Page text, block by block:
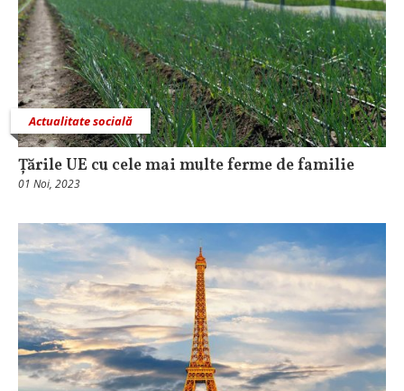
Actualitate socială
Țările UE cu cele mai multe ferme de familie
01 Noi, 2023